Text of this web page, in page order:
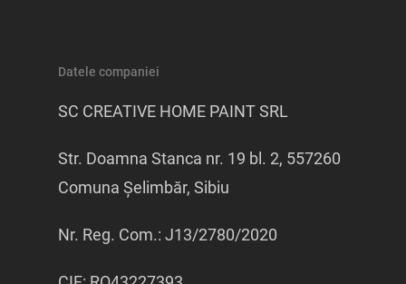
Datele companiei
SC CREATIVE HOME PAINT SRL
Str. Doamna Stanca nr. 19 bl. 2, 557260
Comuna Șelimbăr, Sibiu
Nr. Reg. Com.: J13/2780/2020